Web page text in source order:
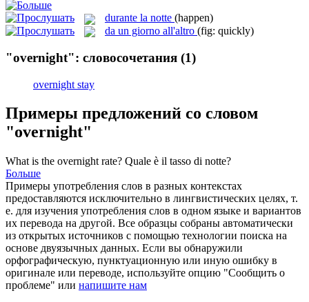
durante la notte (happen)
da un giorno all'altro (fig: quickly)
"overnight": словосочетания (1)
overnight stay
Примеры предложений со словом
"overnight"
What is the overnight rate? Quale è il tasso di notte?
Больше
Примеры употребления слов в разных контекстах
предоставляются исключительно в лингвистических целях, т.
е. для изучения употребления слов в одном языке и вариантов
их перевода на другой. Все образцы собраны автоматически
из открытых источников с помощью технологии поиска на
основе двуязычных данных. Если вы обнаружили
орфографическую, пунктуационную или иную ошибку в
оригинале или переводе, используйте опцию "Сообщить о
проблеме" или напишите нам